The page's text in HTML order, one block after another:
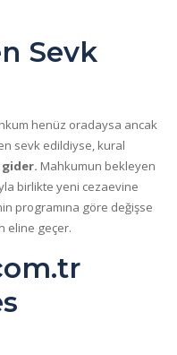
Sevk
henüz oradaysa ancak
sevk edildiyse, kural
Mahkumun bekleyen
birlikte yeni cezaevine
programına göre değişse
eline geçer.